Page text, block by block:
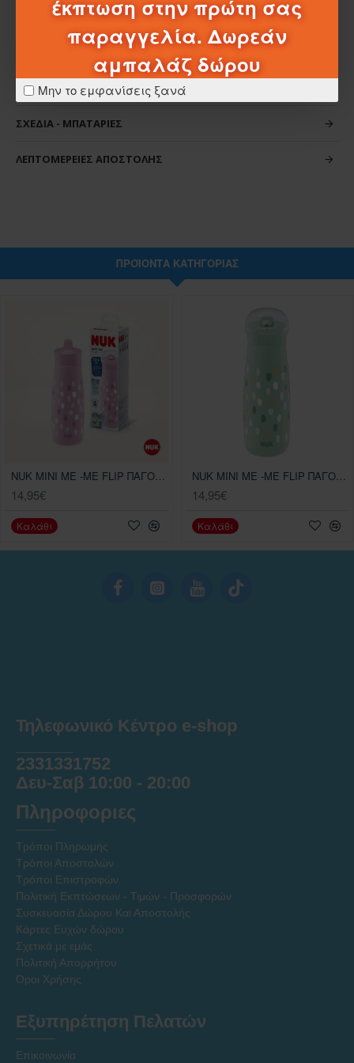
έκπτωση στην πρώτη σας
παραγγελία. Δωρεάν
αμπαλάζ δώρου
Μην το εμφανίσεις ξανά
ΧΑΡΑΚΤΗΡΙΣΤΙΚΆ
ΣΧΈΔΙΑ - ΜΠΑΤΑΡΊΕΣ
ΛΕΠΤΟΜΈΡΕΙΕΣ ΑΠΟΣΤΟΛΉΣ
ΠΡΟΪΌΝΤΑ ΚΑΤΗΓΟΡΊΑΣ
NUK MINI ME -ME FLIP ΠΑΓΟΥΡΑΚΙ ΜΕ ΡΥΓΧΟΣ ΜΩΒ ΠΟΥΑ (12m+) 450ml
14,95€
Καλάθι
NUK MINI ME -ME FLIP ΠΑΓΟΥΡΑΚΙ ΜΕ ΡΥΓΧΟΣ ΠΡΑΣΙΝΟ ΠΟΥΑ (12m+) 450ml
14,95€
Καλάθι
Τηλεφωνικό Κέντρο e-shop
2331331752
Δευ-Σαβ 10:00 - 20:00
Πληροφοριες
Τρόποι Πληρωμής
Τρόποι Αποστολών
Τρόποι Επιστροφών
Πολιτική Εκπτώσεων - Τιμών - Προσφορών
Συσκευασία Δώρου Και Αποστολής
Κάρτες Ευχών δώρου
Σχετικά με εμάς
Πολιτική Απορρήτου
Όροι Χρήσης
Εξυπηρέτηση Πελατών
Επικοινωνία